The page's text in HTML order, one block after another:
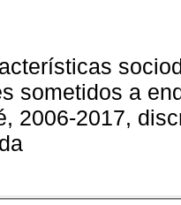
sometidos a
2006-2017,